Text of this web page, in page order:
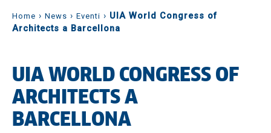
Home › News › Eventi › UIA World Congress of
Architects a Barcellona
UIA WORLD CONGRESS OF
ARCHITECTS A
BARCELLONA